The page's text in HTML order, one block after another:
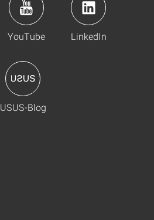
YouTube LinkedIn
USUS-Blog